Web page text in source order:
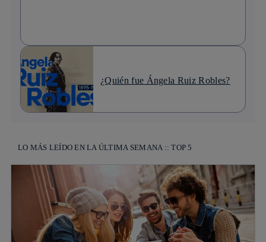
¿Quién fue Ángela Ruiz Robles?
LO MÁS LEÍDO EN LA ÚLTIMA SEMANA :: TOP 5